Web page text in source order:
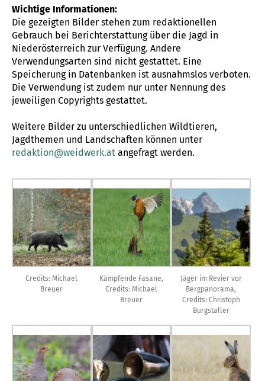
Wichtige Informationen:
Die gezeigten Bilder stehen zum redaktionellen
Gebrauch bei Berichterstattung über die Jagd in
Niederösterreich zur Verfügung. Andere
Verwendungsarten sind nicht gestattet. Eine
Speicherung in Datenbanken ist ausnahmslos verboten.
Die Verwendung ist zudem nur unter Nennung des
jeweiligen Copyrights gestattet.
Weitere Bilder zu unterschiedlichen Wildtieren,
Jagdthemen und Landschaften können unter
redaktion@weidwerk.at angefragt werden.
Credits: Michael
Breuer
Kämpfende Fasane,
Credits: Michael
Breuer
Jäger im Revier vor
Bergpanorama,
Credits: Christoph
Burgstaller